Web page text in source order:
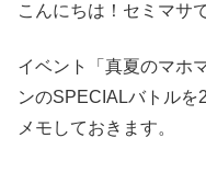
こんにちは！セミマサ
イベント「真夏のマホ
ンのSPECIALバトルを
メモしておきます。